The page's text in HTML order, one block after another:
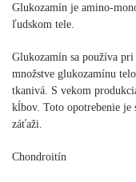
Glukozamín je amino-
ľudskom tele.
Glukozamín sa používa
množstve glukozamínu
tkanivá. S vekom
kĺbov. Toto opotrebenie je
záťaži.
Chondroitín